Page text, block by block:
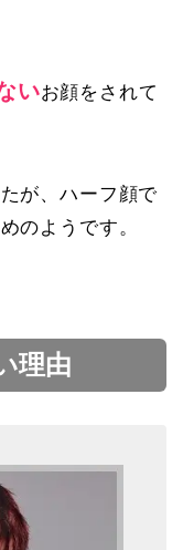
いお顔をされて
が、ハーフ顔で
のようです。
理由